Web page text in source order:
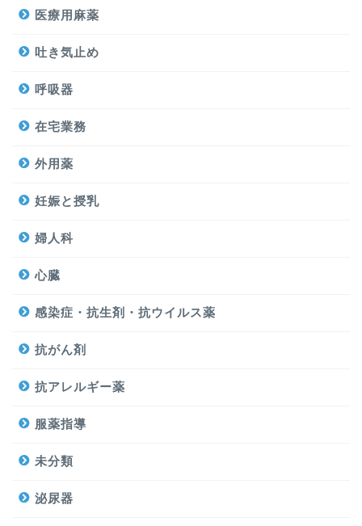
医療用麻薬
吐き気止め
呼吸器
在宅業務
外用薬
妊娠と授乳
婦人科
心臓
感染症・抗生剤・抗ウイルス薬
抗がん剤
抗アレルギー薬
服薬指導
未分類
泌尿器